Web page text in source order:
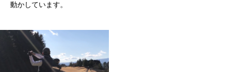
働く環境と制度
お問い合わせ
動かしています。